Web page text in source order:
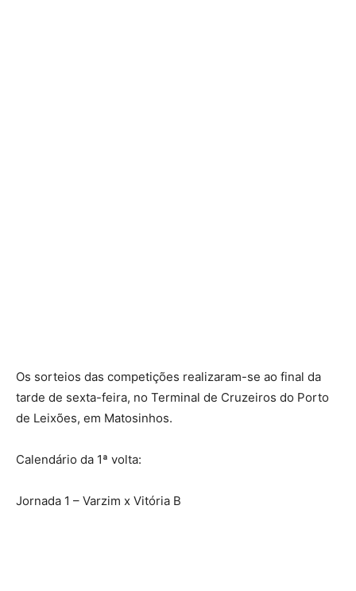
Os sorteios das competições realizaram-se ao final da
tarde de sexta-feira, no Terminal de Cruzeiros do Porto
de Leixões, em Matosinhos.
Calendário da 1ª volta:
Jornada 1 – Varzim x Vitória B